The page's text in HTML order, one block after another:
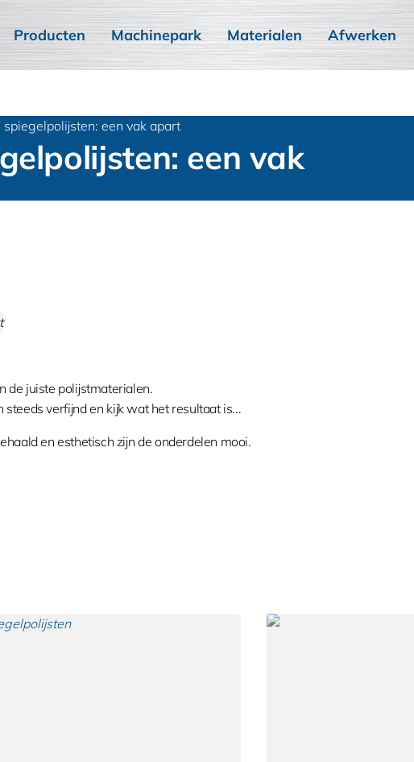
Producten Machinepark Materialen Afwerken
spiegelpolijsten: een vak apart
een vak
de juiste polijstmaterialen.
verfijnd en kijk wat het resultaat is...
en esthetisch zijn de onderdelen mooi.